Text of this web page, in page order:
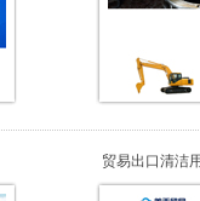
贸易出口清洁